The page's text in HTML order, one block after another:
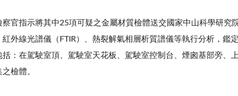
官指示將其中25項可疑之金屬材質檢體送交國家中山科學研究
外線光譜儀（FTIR）、熱裂解氣相層析質譜儀等執行分析，鑑
：在駕駛室頂、駕駛室天花板、駕駛室控制台、煙囪基部旁、
檢體。